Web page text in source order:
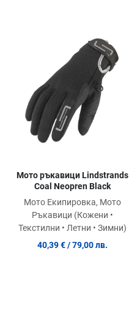
Мото ръкавици Lindstrands
Coal Neopren Black
Мото Екипировка, Мото
Ръкавици (Кожени •
Текстилни • Летни • Зимни)
40,39 € / 79,00 лв.